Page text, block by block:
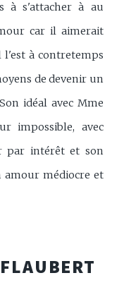
à s'attacher à au
car il aimerait
à contretemps
de devenir un
idéal avec Mme
impossible, avec
par intérêt et son
amour médiocre et